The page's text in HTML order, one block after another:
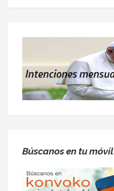
Búscanos en tu móvil